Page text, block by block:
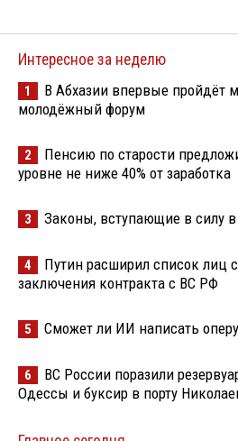
Интересное за неделю
1
В Абхазии впервые пройдёт
молодёжный форум
2
Пенсию по старости
уровне не ниже 40% от заработка
3 Законы, вступающие в силу в
4
Путин расширил список лиц
заключения контракта с ВС РФ
5 Сможет ли ИИ написать
6
ВС России поразили
Одессы и буксир в порту